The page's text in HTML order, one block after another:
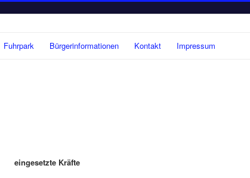
Fuhrpark Bürgerinformationen Kontakt Impressum
eingesetzte Kräfte